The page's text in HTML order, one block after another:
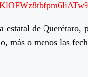
estatal de
más o menos las